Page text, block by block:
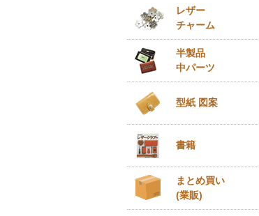
レザー
チャーム
半製品
中パーツ
型紙 図案
書籍
まとめ買い
(業販)